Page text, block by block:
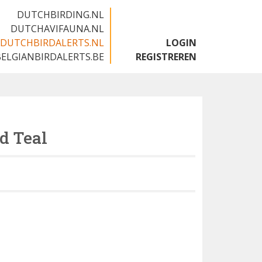
DUTCHBIRDING.NL
DUTCHAVIFAUNA.NL
DUTCHBIRDALERTS.NL
LOGIN
REGISTREREN
Teal